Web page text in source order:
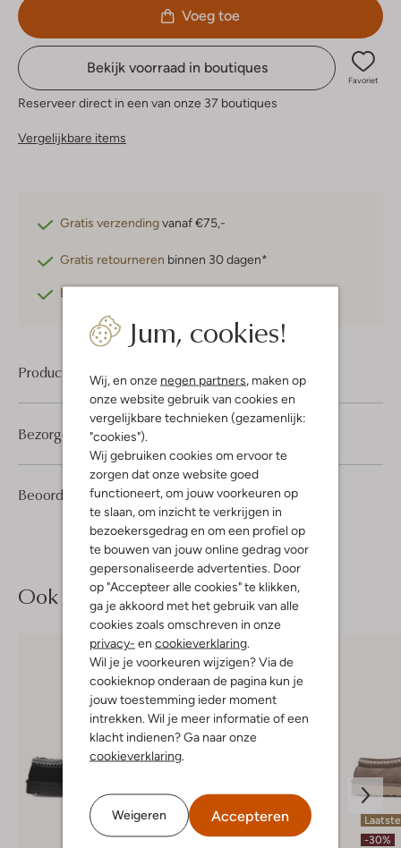
Jum, cookies!
Wij, en onze negen partners , maken op
onze website gebruik van cookies en
vergelijkbare technieken (gezamenlijk:
"cookies").
Wij gebruiken cookies om ervoor te
zorgen dat onze website goed
functioneert, om jouw voorkeuren op
te slaan, om inzicht te verkrijgen in
bezoekersgedrag en om een profiel op
te bouwen van jouw online gedrag voor
gepersonaliseerde advertenties. Door
op "Accepteer alle cookies" te klikken,
ga je akkoord met het gebruik van alle
cookies zoals omschreven in onze
privacy- en cookieverklaring
Wil je je voorkeuren wijzigen? Via de
cookieknop onderaan de pagina kun je
jouw toestemming ieder moment
intrekken. Wil je meer informatie of een
klacht indienen? Ga naar onze
cookieverklaring
Weigeren Accepteren
Voeg toe
Bekijk voorraad in boutiques
Favoriet
Reserveer direct in een van onze 37 boutiques
Vergelijkbare items
Gratis verzendingvanaf €75,-
Gratis retourneren binnen 30 dagen*
Betaal achteraf
Product informatie
Beoordelingen (3) 5/5
3
5
Sterren
Bezorgen & retourneren
Ook iets voor jou?
-30%